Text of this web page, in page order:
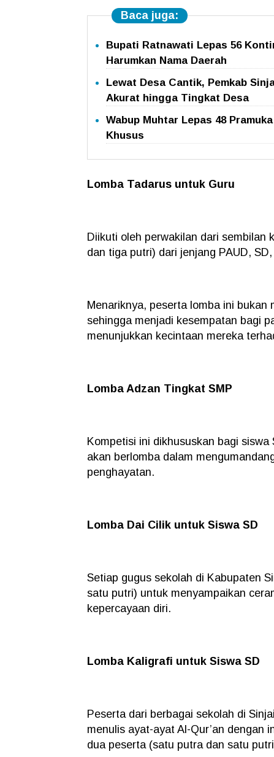
Baca juga:
Bupati Ratnawati Lepas 56
Harumkan Nama Daerah
Lewat Desa Cantik, Pemkab
Akurat hingga Tingkat Desa
Wabup Muhtar Lepas 48
Khusus
Lomba Tadarus untuk Guru
Diikuti oleh perwakilan dari sembilan
dan tiga putri) dari jenjang PAUD, SD,
Menariknya, peserta lomba ini bukan
sehingga menjadi kesempatan bagi
menunjukkan kecintaan mereka
Lomba Adzan Tingkat SMP
Kompetisi ini dikhususkan bagi
akan berlomba dalam
penghayatan.
Lomba Dai Cilik untuk Siswa SD
Setiap gugus sekolah di Kabupaten
satu putri) untuk menyampaikan
kepercayaan diri.
Lomba Kaligrafi untuk Siswa SD
Peserta dari berbagai sekolah di
menulis ayat-ayat Al-Qur’an dengan
dua peserta (satu putra dan satu